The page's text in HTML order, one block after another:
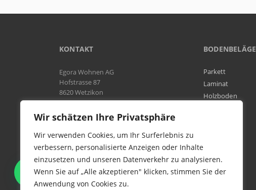
Wir schätzen Ihre Privatsphäre
Wir verwenden Cookies, um Ihr Surferlebnis zu
verbessern, personalisierte Anzeigen oder Inhalte
einzusetzen und unseren Datenverkehr zu analysieren.
Wenn Sie auf „Alle akzeptieren" klicken, stimmen Sie der
Anwendung von Cookies zu.
KONTAKT
Egora Wohnen AG
Hofstrasse 87
8620 Wetzikon
Natel:
076 566 38 92
Tel:044 954 25 61
Mail:info@egora-bodenbelaege.ch
BODENBELÄGE
Parkett
Laminat
Holzboden
WIR SIND IN DER GESAMTEN
SCHWEIZ TÄTIG